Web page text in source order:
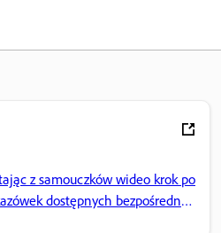
z samouczków wideo krok po
dostępnych bezpośrednio